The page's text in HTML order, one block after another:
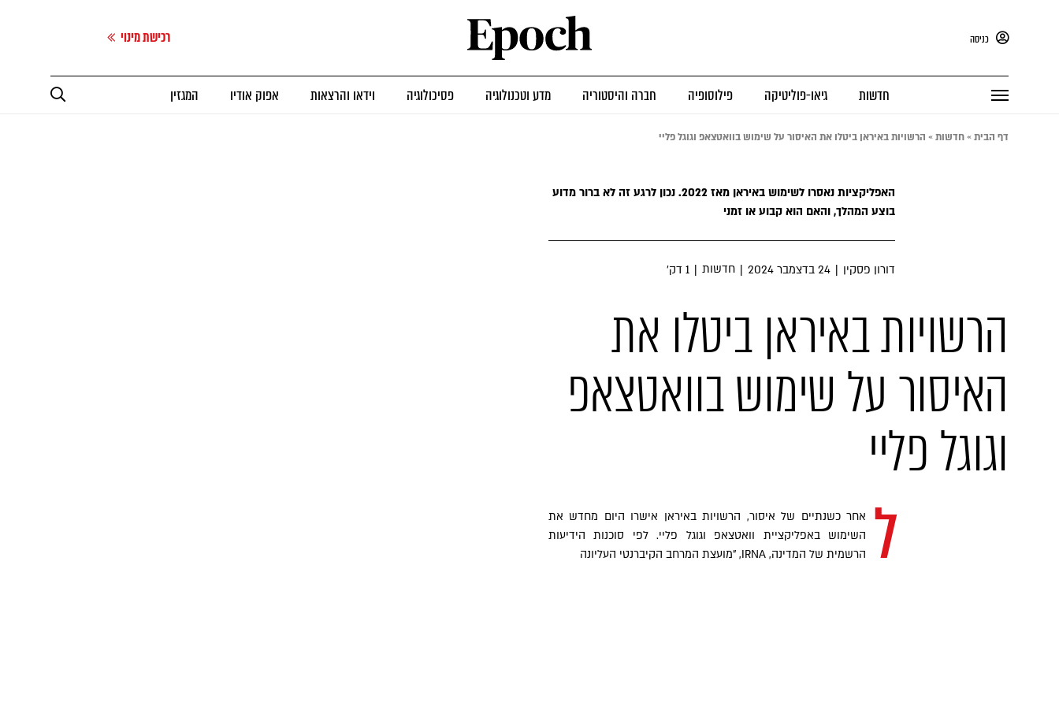
כניסה רכישת מינוי
חדשות גיאו-פוליטיקה פילוסופיה חברה והיסטוריה מדע וטכנולוגיה פסיכולוגיה וידאו והרצאות אפוק אודיו המגזין
דף הבית»חדשות» הרשויות באיראן ביטלו את האיסור על שימוש בוואטצאפ וגוגל פליי
האפליקציות נאסרו לשימוש באיראן מאז 2022. נכון לרגע זה לא ברור מדוע
בוצע המהלך, והאם הוא קבוע או זמני
דורון פסקין | 24 בדצמבר 2024 | חדשות | 1 דק׳
הרשויות באיראן ביטלו את
האיסור על שימוש בוואטצאפ
וגוגל פליי
ל
אחר כשנתיים של איסור, הרשויות באיראן אישרו היום מחדש את
השימוש באפליקציית וואטצאפ וגוגל פליי. לפי סוכנות הידיעות
הרשמית של המדינה, IRNA, "מועצת המרחב הקיברנטי העליונה